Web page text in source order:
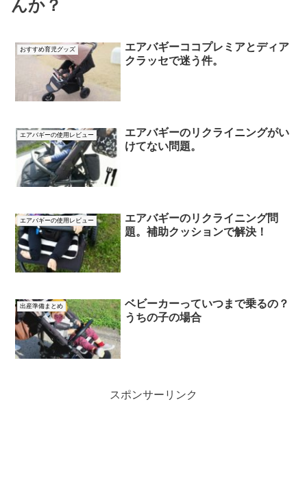
んか？
おすすめ育児グッズ
エアバギーココプレミアとディア
クラッセで迷う件。
エアバギーの使用レビュー
エアバギーのリクライニングがい
けてない問題。
エアバギーの使用レビュー
エアバギーのリクライニング問
題。補助クッションで解決！
出産準備まとめ
ベビーカーっていつまで乗るの？
うちの子の場合
スポンサーリンク